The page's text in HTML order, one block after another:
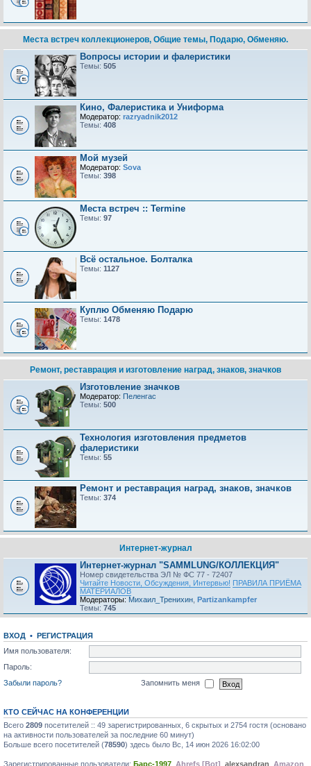
Места встреч коллекционеров, Общие темы, Подарю, Обменяю.
Вопросы истории и фалеристики
Темы: 505
Кино, Фалеристика и Униформа
Модератор: razryadnik2012
Темы: 408
Мой музей
Модератор: Sova
Темы: 398
Места встреч :: Termine
Темы: 97
Всё остальное. Болталка
Темы: 1127
Куплю Обменяю Подарю
Темы: 1478
Ремонт, реставрация и изготовление наград, знаков, значков
Изготовление значков
Модератор: Пеленгас
Темы: 500
Технология изготовления предметов
фалеристики
Темы: 55
Ремонт и реставрация наград, знаков, значков
Темы: 374
Интернет-журнал
Интернет-журнал "SAMMLUNG/КОЛЛЕКЦИЯ"
Номер свидетельства ЭЛ № ФС 77 - 72407
Читайте Новости, Обсуждения, Интервью! ПРАВИЛА ПРИЁМА
МАТЕРИАЛОВ
Модераторы: Михаил_Тренихин Partizankampfer
Темы: 745
ВХОД • РЕГИСТРАЦИЯ
Имя пользователя:
Пароль:
Забыли пароль?
Запомнить меня
КТО СЕЙЧАС НА КОНФЕРЕНЦИИ
Всего 2809 посетителей :: 49 зарегистрированных, 6 скрытых и 2754 гостя (основано
на активности пользователей за последние 60 минут)
Больше всего посетителей (78590) здесь было Вс, 14 июн 2026 16:02:00
Зарегистрированные пользователи: Барс-1997 Ahrefs [Bot] alexsandran Amazon